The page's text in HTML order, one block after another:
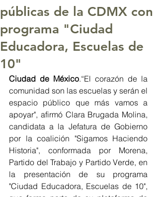
públicas de la CDMX con
programa "Ciudad
Educadora, Escuelas de
10"
Ciudad de México.“El corazón de la
comunidad son las escuelas y serán el
espacio público que más vamos a
apoyar", afirmó Clara Brugada Molina,
candidata a la Jefatura de Gobierno
por la coalición "Sigamos Haciendo
Historia", conformada por Morena,
Partido del Trabajo y Partido Verde, en
la presentación de su programa
"Ciudad Educadora, Escuelas de 10",